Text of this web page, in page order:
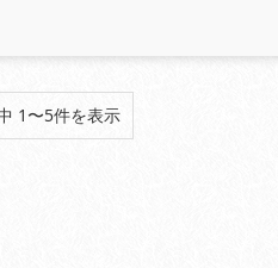
1〜5件を表示